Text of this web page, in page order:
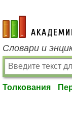
academic.ru
Словари и
Толкования